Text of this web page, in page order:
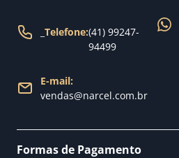
Telefone:(41) 99247-
94499
E-mail:
vendas@narcel.com.br
Formas de Pagamento